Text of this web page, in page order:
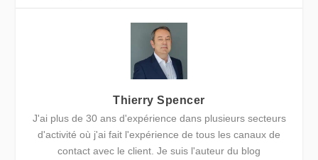
Thierry Spencer
J'ai plus de 30 ans d'expérience dans plusieurs secteurs
d'activité où j'ai fait l'expérience de tous les canaux de
contact avec le client. Je suis l'auteur du blog